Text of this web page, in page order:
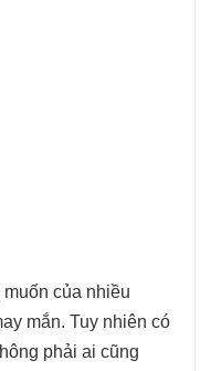
của nhiều
mắn. Tuy nhiên có
phải ai cũng